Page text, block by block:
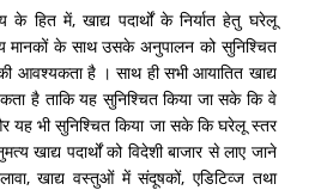
के हित में, खाद्य पदार्थों के निर्यात हेतु घरेलू
मानकों के साथ उसके अनुपालन को सुनिश्चित
आवश्‍यकता है । साथ ही सभी आयातित खाद्य
है ताकि यह सुनिश्चित किया जा सके कि वे
यह भी सुनिश्चित किया जा सके कि घरेलू स्‍तर
खाद्य पदार्थों को विदेशी बाजार से लाए जाने
खाद्य वस्‍तुओं में संदूषकों, एडिटिव्‍ज तथा